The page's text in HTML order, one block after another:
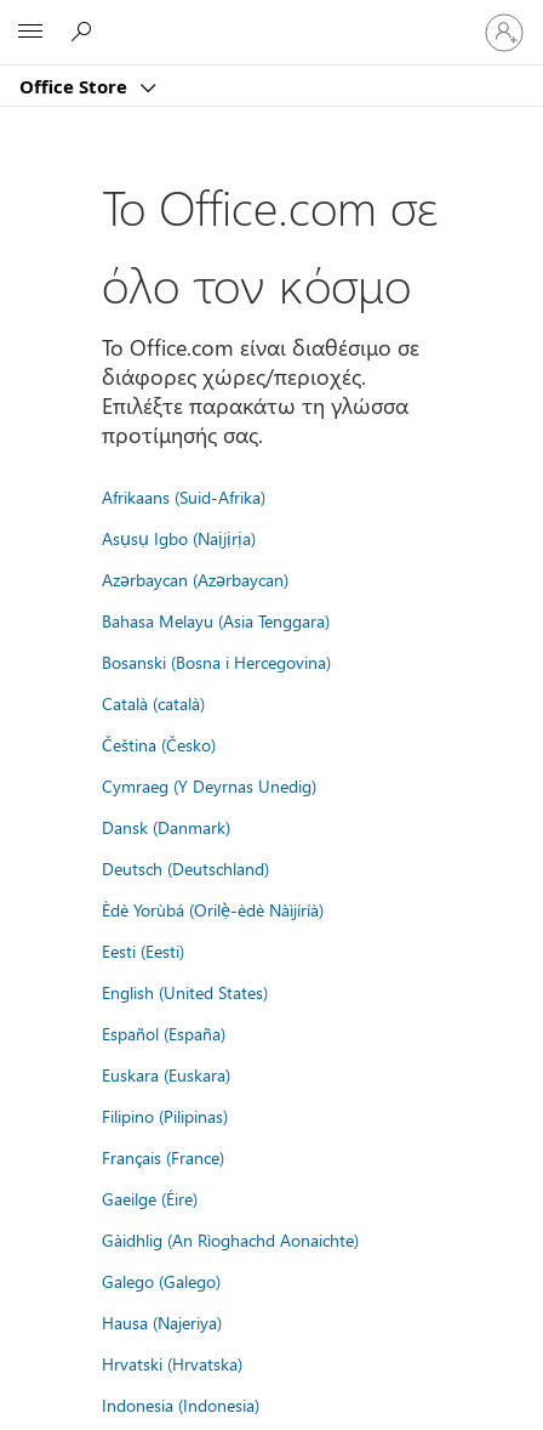
Office Store
Είσοδος
στον
Το Office.com σε
όλο τον κόσμο
Το Office.com είναι διαθέσιμο σε
διάφορες χώρες/περιοχές.
Επιλέξτε παρακάτω τη γλώσσα
προτίμησής σας.
Afrikaans (Suid-Afrika)
Asụsụ Igbo (Naịjịrịa)
Azərbaycan (Azərbaycan)
Bahasa Melayu (Asia Tenggara)
Bosanski (Bosna i Hercegovina)
Català (català)
Čeština (Česko)
Cymraeg (Y Deyrnas Unedig)
Dansk (Danmark)
Deutsch (Deutschland)
Èdè Yorùbá (Orilẹ̀-èdè Nàìjíríà)
Eesti (Eesti)
English (United States)
Español (España)
Euskara (Euskara)
Filipino (Pilipinas)
Français (France)
Gaeilge (Éire)
Gàidhlig (An Rìoghachd Aonaichte)
Galego (Galego)
Hausa (Najeriya)
Hrvatski (Hrvatska)
Indonesia (Indonesia)